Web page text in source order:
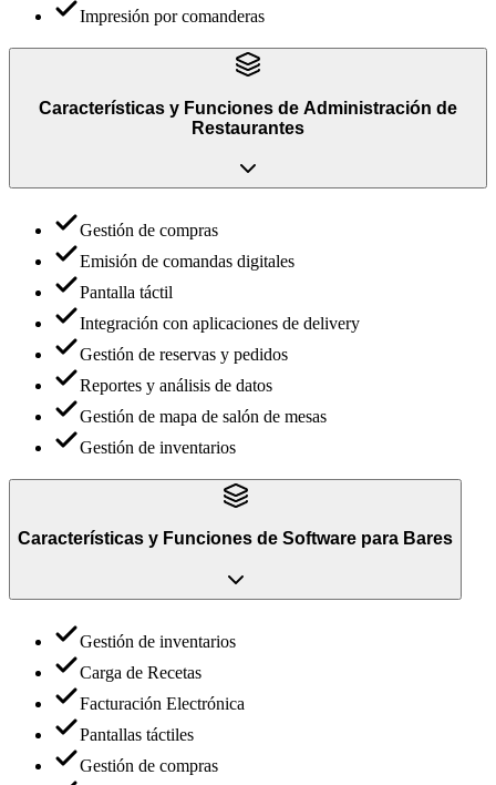
Impresión por comanderas
Características y Funciones de Administración de
Restaurantes
Gestión de compras
Emisión de comandas digitales
Pantalla táctil
Integración con aplicaciones de delivery
Gestión de reservas y pedidos
Reportes y análisis de datos
Gestión de mapa de salón de mesas
Gestión de inventarios
Características y Funciones de Software para Bares
Gestión de inventarios
Carga de Recetas
Facturación Electrónica
Pantallas táctiles
Gestión de compras